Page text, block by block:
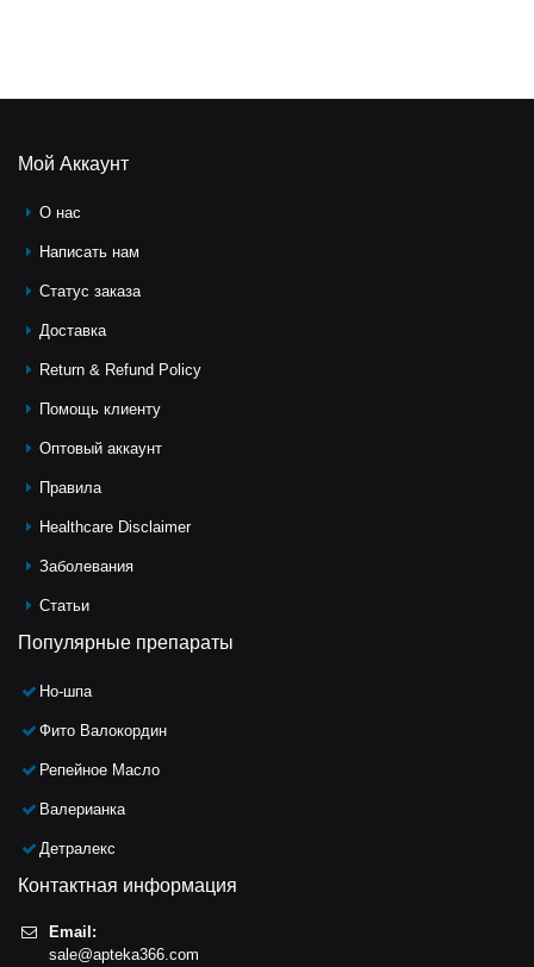
Мой Аккаунт
О нас
Написать нам
Статус заказа
Доставка
Return & Refund Policy
Помощь клиeнту
Оптовый аккаунт
Правила
Healthcare Disclaimer
Заболевания
Статьи
Популярные препараты
Но-шпа
Фито Валокордин
Репейное Масло
Валерианка
Детралекс
Контактная информация
Email:
sale@apteka366.com